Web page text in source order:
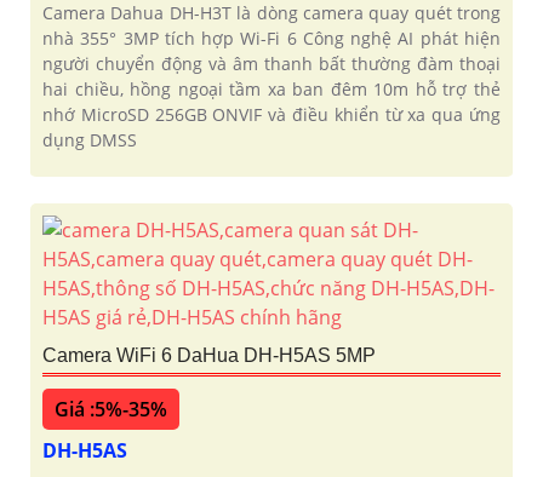
Camera Dahua DH-H3T là dòng camera quay quét trong
nhà 355° 3MP tích hợp Wi-Fi 6 Công nghệ AI phát hiện
người chuyển động và âm thanh bất thường đàm thoại
hai chiều, hồng ngoại tầm xa ban đêm 10m hỗ trợ thẻ
nhớ MicroSD 256GB ONVIF và điều khiển từ xa qua ứng
dụng DMSS
Camera WiFi 6 DaHua DH-H5AS 5MP
Giá :5%-35%
DH-H5AS